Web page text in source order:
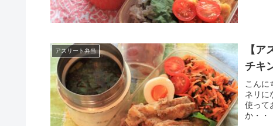
アスリート弁当
【
チキ
こんに
ネリに
使って
か・・